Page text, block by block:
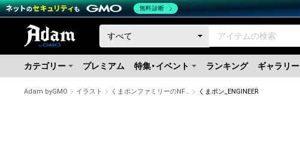
カテゴリー プレミアム 特集・イベント ランキング ギャラリー
Adam byGMO イラスト くまポンファミリーのNFTストア くまポン_ENGINEER
無料診断